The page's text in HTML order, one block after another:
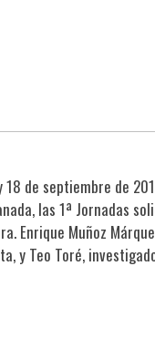
18 de septiembre de
las 1ª Jornadas
Enrique Muñoz
y Teo Toré,